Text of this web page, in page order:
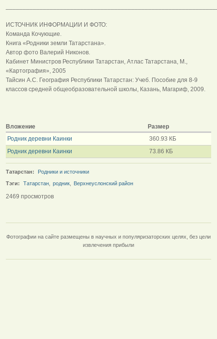
ИСТОЧНИК ИНФОРМАЦИИ И ФОТО:
Команда Кочующие.
Книга «Родники земли Татарстана».
Автор фото Валерий Никонов.
Кабинет Министров Республики Татарстан, Атлас Татарстана, М.,
«Картография», 2005
Тайсин А.С. География Республики Татарстан: Учеб. Пособие для 8-9
классов средней общеобразовательной школы, Казань, Магариф, 2009.
Вложение
Размер
Родник деревни Каинки
360.93 КБ
Родник деревни Каинки
73.86 КБ
Татарстан:
Родники и источники
Тэги:
Татарстан родник Верхнеуслонский район
2469 просмотров
Фотографии на сайте размещены в научных и популяризаторских целях, без цели
извлечения прибыли